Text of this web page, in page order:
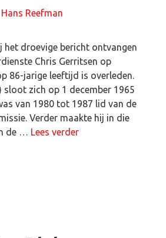
Hans Reefman
het droevige bericht ontvangen
Chris Gerritsen op
86-jarige leeftijd is overleden.
sloot zich op 1 december 1965
van 1980 tot 1987 lid van de
Verder maakte hij in die
de … Lees verder